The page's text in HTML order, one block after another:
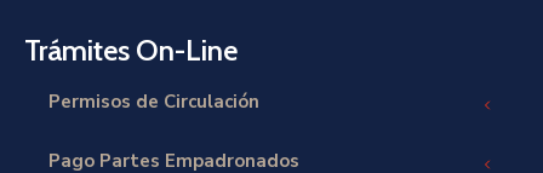
Trámites On-Line
Permisos de Circulación
Pago Partes Empadronados